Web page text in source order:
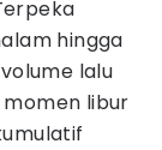
hingga
lalu
libur